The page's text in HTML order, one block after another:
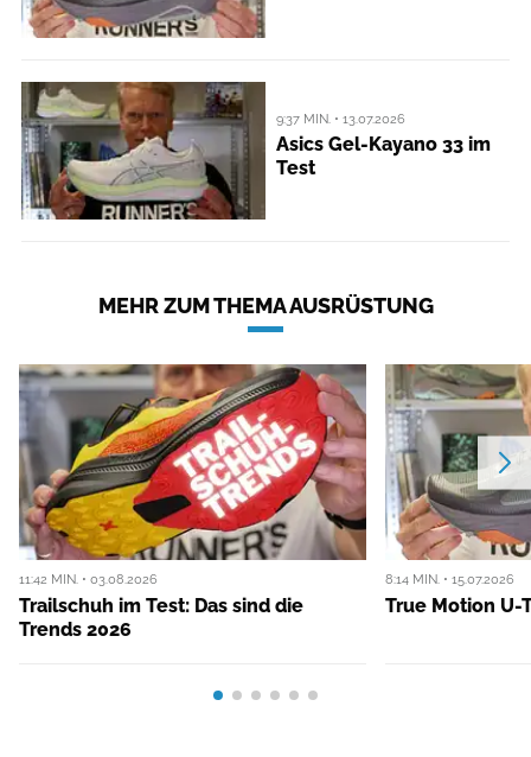
9:37 MIN. • 13.07.2026
Asics Gel-Kayano 33 im
Test
MEHR ZUM THEMA AUSRÜSTUNG
11:42 MIN. • 03.08.2026
Trailschuh im Test: Das sind die
Trends 2026
8:14 MIN. • 15.07.2026
True Motion U-